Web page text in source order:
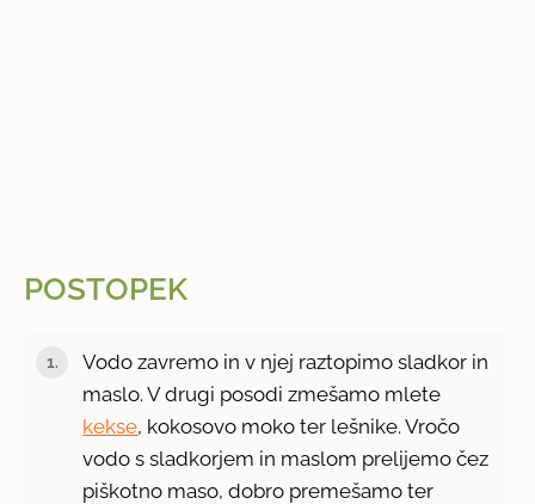
POSTOPEK
Vodo zavremo in v njej raztopimo sladkor in
maslo. V drugi posodi zmešamo mlete
kekse, kokosovo moko ter lešnike. Vročo
vodo s sladkorjem in maslom prelijemo čez
piškotno maso, dobro premešamo ter